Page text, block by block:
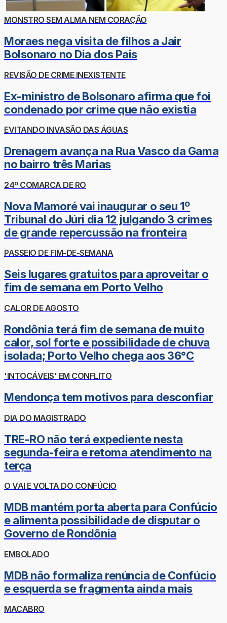
MONSTRO SEM ALMA NEM CORAÇÃO
Moraes nega visita de filhos a Jair
Bolsonaro no Dia dos Pais
REVISÃO DE CRIME INEXISTENTE
Ex-ministro de Bolsonaro afirma que foi
condenado por crime que não existia
EVITANDO INVASÃO DAS ÁGUAS
Drenagem avança na Rua Vasco da Gama
no bairro três Marias
24º COMARCA DE RO
Nova Mamoré vai inaugurar o seu 1º
Tribunal do Júri dia 12 julgando 3 crimes
de grande repercussão na fronteira
PASSEIO DE FIM-DE-SEMANA
Seis lugares gratuitos para aproveitar o
fim de semana em Porto Velho
CALOR DE AGOSTO
Rondônia terá fim de semana de muito
calor, sol forte e possibilidade de chuva
isolada; Porto Velho chega aos 36°C
'INTOCÁVEIS' EM CONFLITO
Mendonça tem motivos para desconfiar
DIA DO MAGISTRADO
TRE-RO não terá expediente nesta
segunda-feira e retoma atendimento na
terça
O VAI E VOLTA DO CONFÚCIO
MDB mantém porta aberta para Confúcio
e alimenta possibilidade de disputar o
Governo de Rondônia
EMBOLADO
MDB não formaliza renúncia de Confúcio
e esquerda se fragmenta ainda mais
MACABRO